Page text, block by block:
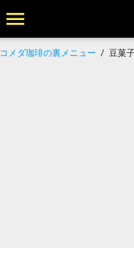
コメダ珈琲の裏メニュー /豆菓